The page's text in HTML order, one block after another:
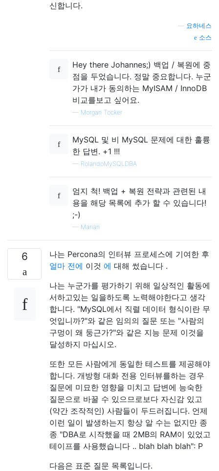
신합니다.
요하네스
소스
Hey there Johannes;) 백업 / 복원에 중
점을 두었습니다. 정말 중요합니다. 누군
가가 내가 동의하는 MyISAM / InnoDB
비교를보고 싶어요.
— Morgan Tocker
MySQL 및 비 MySQL 문제에 대한 훌륭
한 답변. +1 !!!
— RolandoMySQLDBA
엄지 척! 백업 + 복원 전략과 관련된 내
용을 해당 목록에 추가 할 수 있습니다!
;-)
— Marian
6
나는 Percona의 인터뷰 프로세스에 기여한 후
얼마 전에 이것 에 대해 썼습니다 .
나는 누군가를 평가하기 위해 일상적인 활동에
서하고있는 일을하도록 노력해야한다고 생각
합니다. "MySQL에서 직렬 데이터 형식이란 무
엇입니까?"와 같은 임의의 질문 또는 "사람의
구멍이 왜 둥근가?"와 같은 지능 문제 이것을
달성하지 마십시오.
또한 모든 사람에게 동일한 테스트를 제공해야
합니다. 개방형 대화 전용 인터뷰를하는 경우
질문에 미묘한 영향을 미치고 답변에 능숙한
질문으로 바꿀 수 있으므로보다 자신감 있고
(약간 조작적인) 사람들이 두드러집니다. 언제
이런 일이 발생하는지 항상 알 수는 없지만 종
종 "DBA로 시작했을 때 2MB의 RAM이 있었고
테이프를 사용했습니다 .. blah blah blah": P
다음은 표준 질문 목록입니다.